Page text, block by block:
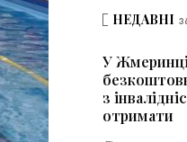
НЕДАВНІ
У
з
отримати